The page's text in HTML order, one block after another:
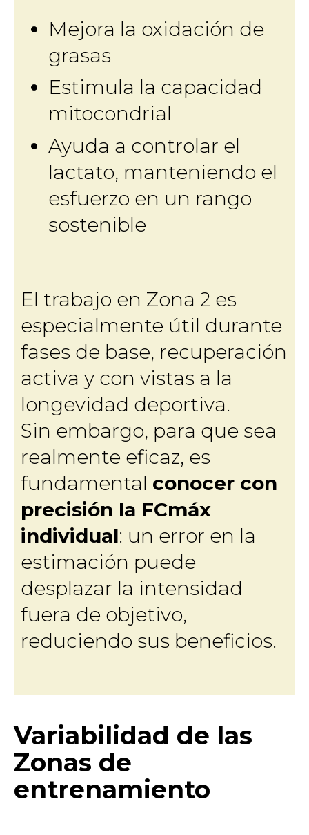
Mejora la oxidación de
grasas
Estimula la capacidad
mitocondrial
Ayuda a controlar el
lactato, manteniendo el
esfuerzo en un rango
sostenible
El trabajo en Zona 2 es
especialmente útil durante
fases de base, recuperación
activa y con vistas a la
longevidad deportiva.
Sin embargo, para que sea
realmente eficaz, es
fundamental conocer con
precisión la FCmáx
individual: un error en la
estimación puede
desplazar la intensidad
fuera de objetivo,
reduciendo sus beneficios.
Variabilidad de las
Zonas de
entrenamiento